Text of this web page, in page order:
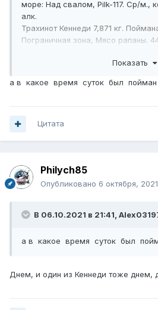
море: Над свалом, Pilk-117. Ср/м.,
алк.
Трахинот Кеннеди 7,871 кг.
Пограничная зона, Мясо рапаны.
море: Пограничная зона, Мясо
Показать
а в какое время суток был пойман
Цитата
Philych85
Опубликовано 6 октября, 2021
В 06.10.2021 в 21:41,
а в какое время суток был
Днем, и один из Кеннеди тоже днем,